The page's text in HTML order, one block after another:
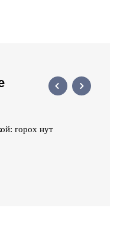
горох нут